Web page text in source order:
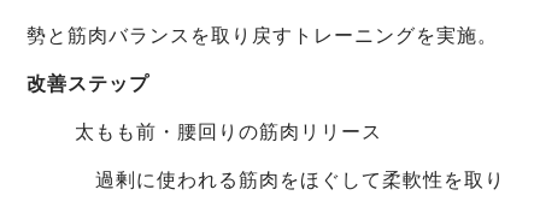
勢と筋肉バランスを取り戻すトレーニングを実施。
改善ステップ
太もも前・腰回りの筋肉リリース
過剰に使われる筋肉をほぐして柔軟性を取り